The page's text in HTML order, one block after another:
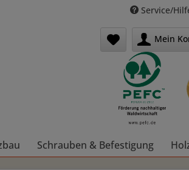
Service/
Mein
Schrauben & Befestigung